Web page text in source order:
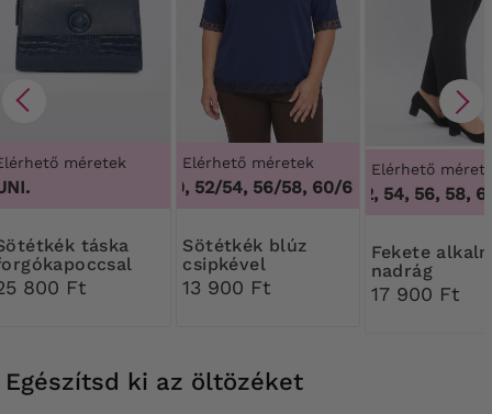
méretek
800 Ft
Elérhető méretek
48/50, 52/54, 56/58, 60/62 48/50, 52/54,
Sötétkék blúz
csipkével
13 900 Ft
Elérhető
50, 52, 54, 56, 58,
Fekete alkalmi
nadrág
17 900 Ft
Egészítsd ki az öltözéket